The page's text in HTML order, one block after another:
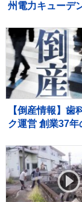
州電力キューデ
モニ・ヴニラン
亡と発表
【倒産情報】歯
ク運営 創業37年
決定 ピーク時は
える売上高を
激化や借入負担
赤字に 熊本市【